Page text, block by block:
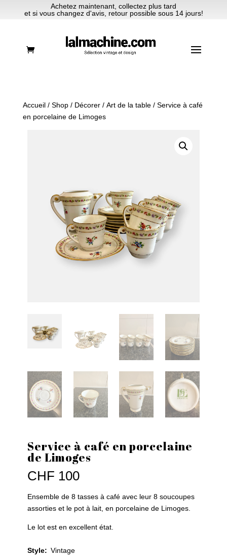
Achetez maintenant, collectez plus tard
et si vous changez d'avis, retour possible sous 14 jours!
Accueil/ Shop/ Décorer/ Art de la table/ Service à café
en porcelaine de Limoges
Service à café en porcelaine
de Limoges
CHF 100
Ensemble de 8 tasses à café avec leur 8 soucoupes
assorties et le pot à lait, en porcelaine de Limoges.
Le lot est en excellent état.
Style: Vintage